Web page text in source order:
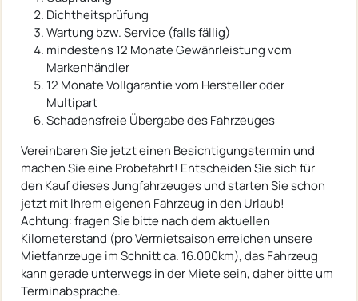
Dichtheitsprüfung
Wartung bzw. Service (falls fällig)
mindestens 12 Monate Gewährleistung vom
Markenhändler
12 Monate Vollgarantie vom Hersteller oder
Multipart
Schadensfreie Übergabe des Fahrzeuges
Vereinbaren Sie jetzt einen Besichtigungstermin und
machen Sie eine Probefahrt! Entscheiden Sie sich für
den Kauf dieses Jungfahrzeuges und starten Sie schon
jetzt mit Ihrem eigenen Fahrzeug in den Urlaub!
Achtung: fragen Sie bitte nach dem aktuellen
Kilometerstand (pro Vermietsaison erreichen unsere
Mietfahrzeuge im Schnitt ca. 16.000km), das Fahrzeug
kann gerade unterwegs in der Miete sein, daher bitte um
Terminabsprache.